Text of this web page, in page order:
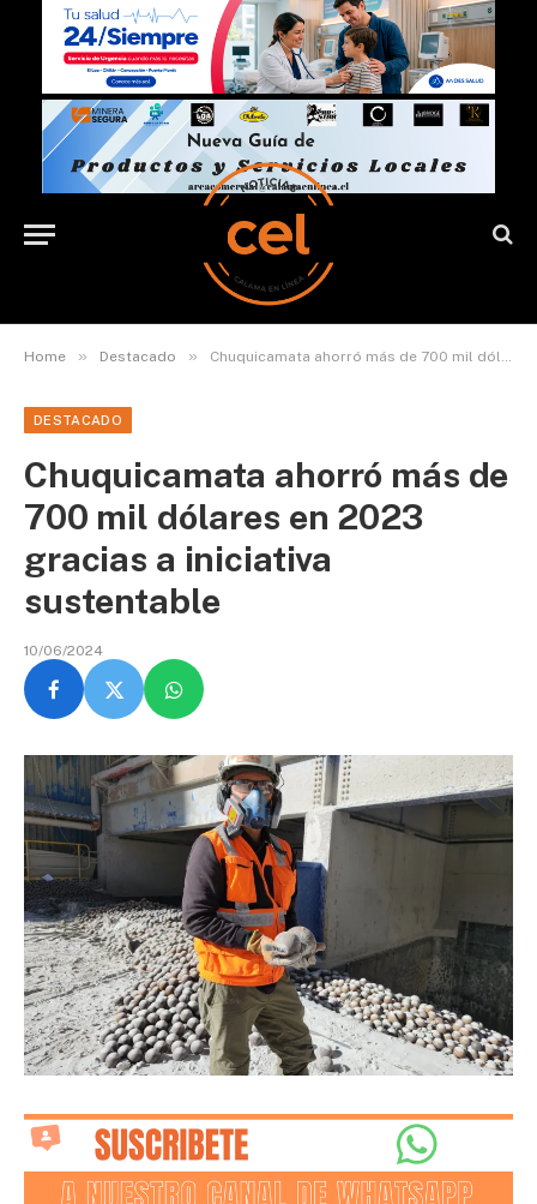
Home » Destacado » Chuquicamata ahorró más de 700 mil dólares en 2023 gracias a iniciativa sustentable
DESTACADO
Chuquicamata ahorró más de
700 mil dólares en 2023
gracias a iniciativa
sustentable
10/06/2024